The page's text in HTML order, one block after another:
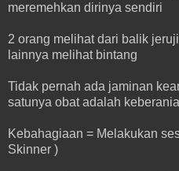
meremehkan dirinya sendiri
2 orang melihat dari balik
lainnya melihat bintang
Tidak pernah ada jaminan
satunya obat adalah
Kebahagiaan = Melakukan
Skinner )